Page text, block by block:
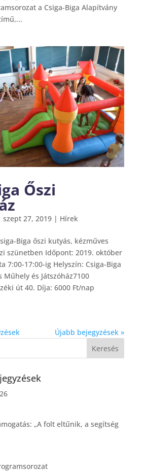
a Csiga-Biga Alapítvány
Őszi
szept 27, 2019| Hírek
Biga őszi kutyás, kézműves
szünetben Időpont: 2019. október
7:00-17:00-ig Helyszín: Csiga-Biga
Műhely és Játszóház7100
út 40. Díja: 6000 Ft/nap
Újabb bejegyzések »
„A folt eltűnik, a segítség